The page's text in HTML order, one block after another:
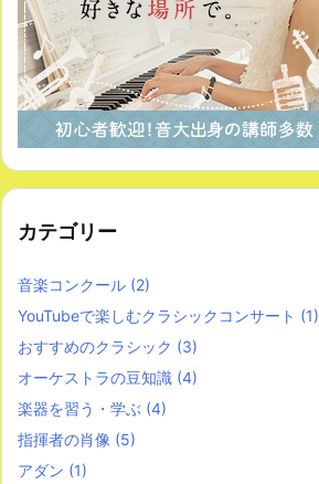
カテゴリー
音楽コンクール (2)
YouTubeで楽しむクラシックコンサート (1)
おすすめのクラシック (3)
オーケストラの豆知識 (4)
楽器を習う・学ぶ (4)
指揮者の肖像 (5)
アダン (1)